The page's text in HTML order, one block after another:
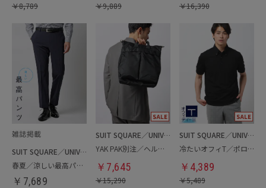
￥8,789 ￥9,889 ￥16,390
SUIT SQUARE／UNIVERSAL LANGUAGE
春夏／涼しい最高パンツ
￥ 7,689
SUIT SQUARE／UNIVERSAL LANGUAGE
YAK PAK別注／ヘルメットバッグ
￥ 7,645
￥15,290
SUIT SQUARE／UNIVERSAL LANGUAGE
冷たいオフィT／ポロシャツ
￥ 4,389
￥5,489